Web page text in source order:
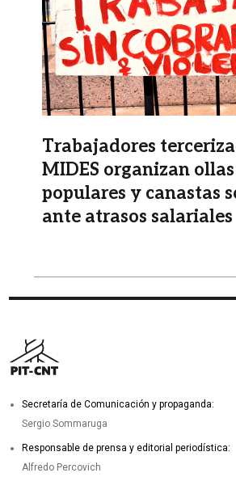
Trabajadores
MIDES organizan ollas
populares y canastas
ante atrasos salariales
Secretaría de Comunicación y propaganda:
Sergio Sommaruga
Responsable de prensa y editorial periodística:
Alfredo Percovich